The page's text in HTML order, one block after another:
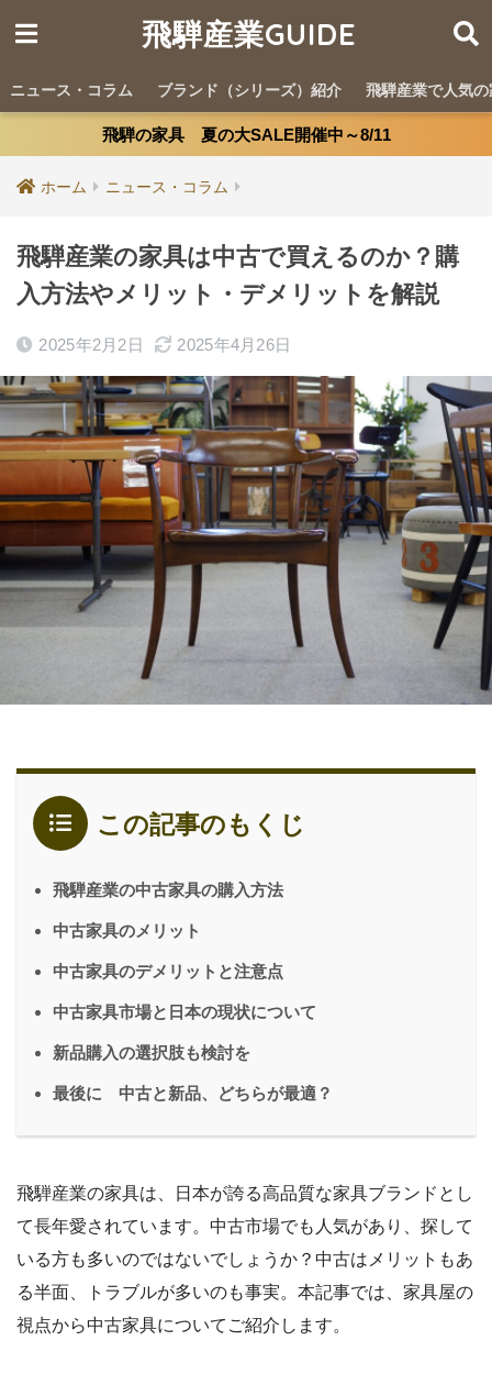
飛騨産業GUIDE
ニュース・コラム ブランド（シリーズ）紹介 飛騨産業で人気の
飛騨の家具 夏の大SALE開催中～8/11
ホーム ニュース・コラム
飛騨産業の家具は中古で買えるのか？購
入方法やメリット・デメリットを解説
2025年2月2日 2025年4月26日
この記事のもくじ
飛騨産業の中古家具の購入方法
中古家具のメリット
中古家具のデメリットと注意点
中古家具市場と日本の現状について
新品購入の選択肢も検討を
最後に 中古と新品、どちらが最適？
飛騨産業の家具は、日本が誇る高品質な家具ブランドとし
て長年愛されています。中古市場でも人気があり、探して
いる方も多いのではないでしょうか？中古はメリットもあ
る半面、トラブルが多いのも事実。本記事では、家具屋の
視点から中古家具についてご紹介します。